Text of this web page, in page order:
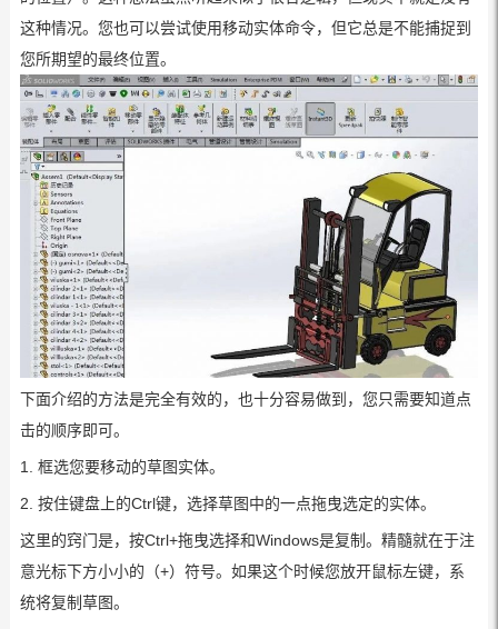
这种情况。您也可以尝试使用移动实体命令，但它总是不能捕捉到
您所期望的最终位置。
下面介绍的方法是完全有效的，也十分容易做到，您只需要知道点
击的顺序即可。
1. 框选您要移动的草图实体。
2. 按住键盘上的Ctrl键，选择草图中的一点拖曳选定的实体。
这里的窍门是，按Ctrl+拖曳选择和Windows是复制。精髓就在于注
意光标下方小小的（+）符号。如果这个时候您放开鼠标左键，系
统将复制草图。